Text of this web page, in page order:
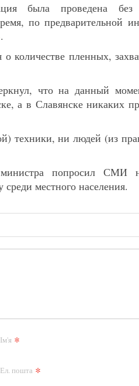
была проведена
по предварительной
.
количестве пленных,
что на данный
а в Славянске никаких
техники, ни людей (из
попросил СМИ не
местного населения.
Ім'я *
Ел. пошта *